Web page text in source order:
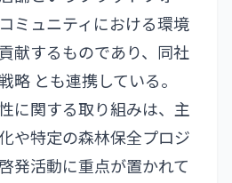
ミュニティにおける環境
献するものであり、同社
略 とも連携している。
に関する取り組みは、主
や特定の森林保全プロジ
発活動に重点が置かれて